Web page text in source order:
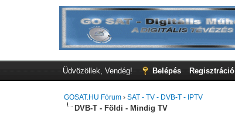
Üdvözöllek, Vendég! Belépés Regisztráció
GOSAT.HU Fórum ›SAT - TV - DVB-T - IPTV
DVB-T - Földi - Mindig TV